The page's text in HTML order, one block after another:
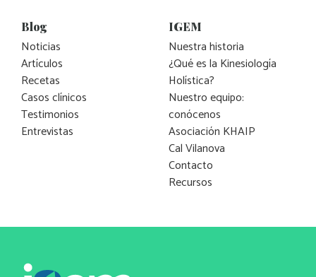
Blog
Noticias
Artículos
Recetas
Casos clínicos
Testimonios
Entrevistas
IGEM
Nuestra historia
¿Qué es la Kinesiología
Holística?
Nuestro equipo:
conócenos
Asociación KHAIP
Cal Vilanova
Contacto
Recursos